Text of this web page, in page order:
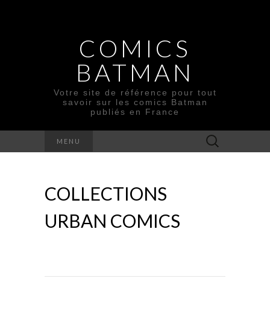
COMICS
BATMAN
Votre site de référence pour tout
savoir sur les comics Batman
publiés en France
MENU Rechercher :
COLLECTIONS
URBAN COMICS